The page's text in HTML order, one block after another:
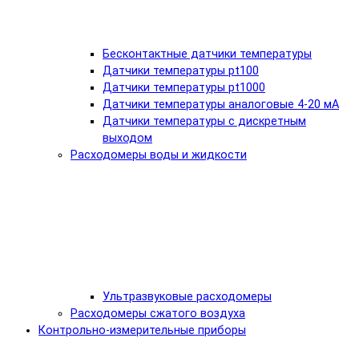
Бесконтактные датчики температуры
Датчики температуры pt100
Датчики температуры pt1000
Датчики температуры аналоговые 4-20 мА
Датчики температуры с дискретным
выходом
Расходомеры воды и жидкости
Ультразвуковые расходомеры
Расходомеры сжатого воздуха
Контрольно-измерительные приборы